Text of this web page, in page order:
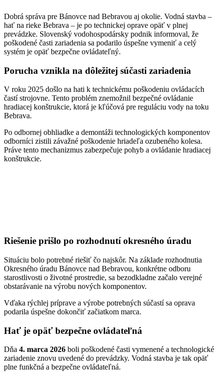
Dobrá správa pre Bánovce nad Bebravou aj okolie. Vodná stavba –
hať na rieke Bebrava – je po technickej oprave opäť v plnej
prevádzke. Slovenský vodohospodársky podnik informoval, že
poškodené časti zariadenia sa podarilo úspešne vymeniť a celý
systém je opäť bezpečne ovládateľný.
Porucha vznikla na dôležitej súčasti zariadenia
V roku 2025 došlo na hati k technickému poškodeniu ovládacích
častí strojovne. Tento problém znemožnil bezpečné ovládanie
hradiacej konštrukcie, ktorá je kľúčová pre reguláciu vody na toku
Bebrava.
Po odbornej obhliadke a demontáži technologických komponentov
odborníci zistili závažné poškodenie hriadeľa ozubeného kolesa.
Práve tento mechanizmus zabezpečuje pohyb a ovládanie hradiacej
konštrukcie.
Riešenie prišlo po rozhodnutí okresného úradu
Situáciu bolo potrebné riešiť čo najskôr. Na základe rozhodnutia
Okresného úradu Bánovce nad Bebravou, konkrétne odboru
starostlivosti o životné prostredie, sa bezodkladne začalo verejné
obstarávanie na výrobu nových komponentov.
Vďaka rýchlej príprave a výrobe potrebných súčastí sa oprava
podarila úspešne dokončiť začiatkom marca.
Hať je opäť bezpečne ovládateľná
Dňa 4. marca 2026 boli poškodené časti vymenené a technologické
zariadenie znovu uvedené do prevádzky. Vodná stavba je tak opäť
plne funkčná a bezpečne ovládateľná.